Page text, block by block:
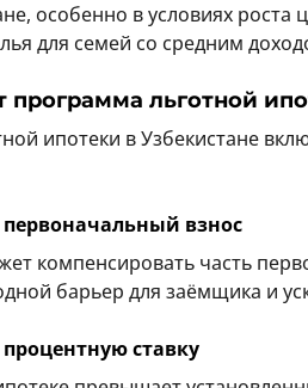
особенно в условиях
для семей со средним
программа льготной
ипотеки в Узбекистане
первоначальный взнос
компенсировать часть
барьер для заёмщика и
ставку